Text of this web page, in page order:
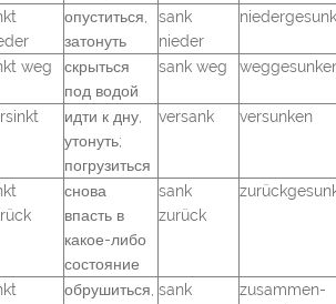
опуститься,
затонуть
sank
nieder
weg
скрыться
под водой
sank weg
идти к дну,
утонуть;
погрузиться
versank versunken
снова
впасть в
какое-либо
состояние
sank
zurück
обрушиться, sank
zusammen-